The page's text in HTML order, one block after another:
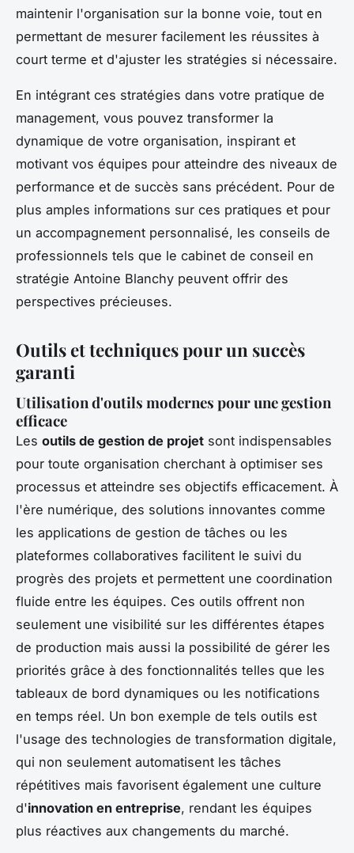
maintenir l'organisation sur la bonne voie, tout en
permettant de mesurer facilement les réussites à
court terme et d'ajuster les stratégies si nécessaire.
En intégrant ces stratégies dans votre pratique de
management, vous pouvez transformer la
dynamique de votre organisation, inspirant et
motivant vos équipes pour atteindre des niveaux de
performance et de succès sans précédent. Pour de
plus amples informations sur ces pratiques et pour
un accompagnement personnalisé, les conseils de
professionnels tels que le cabinet de conseil en
stratégie Antoine Blanchy peuvent offrir des
perspectives précieuses.
Outils et techniques pour un succès
garanti
Utilisation d'outils modernes pour une gestion
efficace
Les outils de gestion de projet sont indispensables
pour toute organisation cherchant à optimiser ses
processus et atteindre ses objectifs efficacement. À
l'ère numérique, des solutions innovantes comme
les applications de gestion de tâches ou les
plateformes collaboratives facilitent le suivi du
progrès des projets et permettent une coordination
fluide entre les équipes. Ces outils offrent non
seulement une visibilité sur les différentes étapes
de production mais aussi la possibilité de gérer les
priorités grâce à des fonctionnalités telles que les
tableaux de bord dynamiques ou les notifications
en temps réel. Un bon exemple de tels outils est
l'usage des technologies de transformation digitale,
qui non seulement automatisent les tâches
répétitives mais favorisent également une culture
d'innovation en entreprise, rendant les équipes
plus réactives aux changements du marché.